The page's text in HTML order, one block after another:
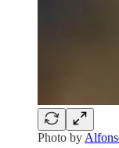
Photo by